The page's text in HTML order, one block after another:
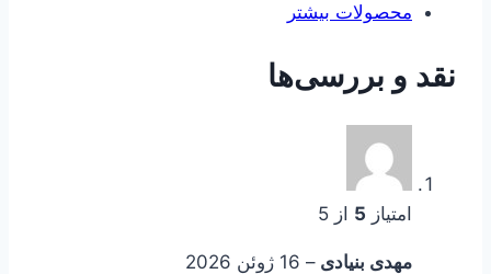
محصولات بیشتر
نقد و بررسی‌ها
امتیاز 5 از 5
مهدی بنیادی – 16 ژوئن 2026